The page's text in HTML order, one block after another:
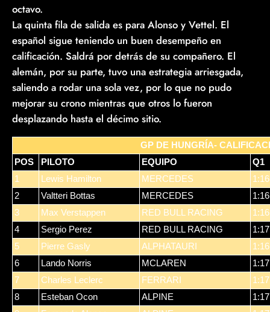
octavo.
La quinta fila de salida es para Alonso y Vettel. El
español sigue teniendo un buen desempeño en
calificación. Saldrá por detrás de su compañero. El
alemán, por su parte, tuvo una estrategia arriesgada,
saliendo a rodar una sola vez, por lo que no pudo
mejorar su crono mientras que otros lo fueron
desplazando hasta el décimo sitio.
GP DE HUNGRÍA-
POS
PILOTO EQUIPO
Q1
1
Lewis Hamilton MERCEDES
2
Valtteri Bottas MERCEDES
3
Max Verstappen RED BULL RACING
4
Sergio Perez RED BULL RACING
5
Pierre Gasly ALPHATAURI
6
Lando Norris MCLAREN
7
Charles Leclerc FERRARI
8
Esteban Ocon ALPINE